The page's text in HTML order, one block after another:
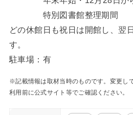
特別図書館整理期間
どの休館日も祝日は開館し、翌
す。
駐車場：有
※記載情報は取材当時のものです。変更し
利用前に公式サイト等でご確認ください。